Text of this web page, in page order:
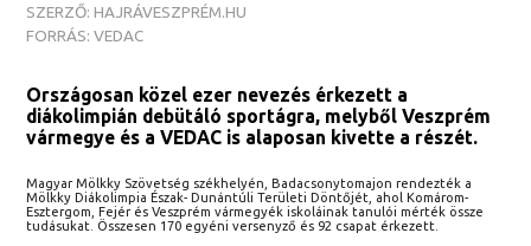
SZERZŐ: HAJRÁVESZPRÉM.HU
FORRÁS: VEDAC
Országosan közel ezer nevezés érkezett a
diákolimpián debütáló sportágra, melyből Veszprém
vármegye és a VEDAC is alaposan kivette a részét.
Magyar Mölkky Szövetség székhelyén, Badacsonytomajon rendezték a
Mölkky Diákolimpia Észak- Dunántúli Területi Döntőjét, ahol Komárom-
Esztergom, Fejér és Veszprém vármegyék iskoláinak tanulói mérték össze
tudásukat. Összesen 170 egyéni versenyző és 92 csapat érkezett.